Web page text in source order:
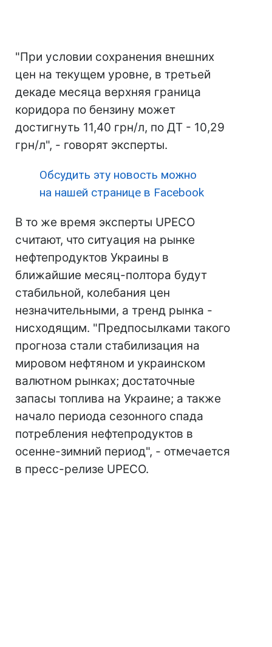
"При условии сохранения внешних
цен на текущем уровне, в третьей
декаде месяца верхняя граница
коридора по бензину может
достигнуть 11,40 грн/л, по ДТ - 10,29
грн/л", - говорят эксперты.
Обсудить эту новость можно
на нашей странице в Facebook
В то же время эксперты UPECO
считают, что ситуация на рынке
нефтепродуктов Украины в
ближайшие месяц-полтора будут
стабильной, колебания цен
незначительными, а тренд рынка -
нисходящим. "Предпосылками такого
прогноза стали стабилизация на
мировом нефтяном и украинском
валютном рынках; достаточные
запасы топлива на Украине; а также
начало периода сезонного спада
потребления нефтепродуктов в
осенне-зимний период", - отмечается
в пресс-релизе UPECO.